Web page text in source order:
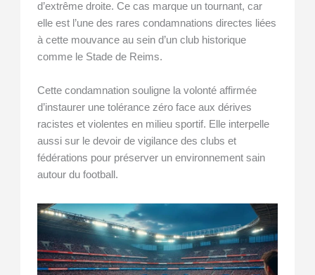
d’extrême droite. Ce cas marque un tournant, car
elle est l’une des rares condamnations directes liées
à cette mouvance au sein d’un club historique
comme le Stade de Reims.
Cette condamnation souligne la volonté affirmée
d’instaurer une tolérance zéro face aux dérives
racistes et violentes en milieu sportif. Elle interpelle
aussi sur le devoir de vigilance des clubs et
fédérations pour préserver un environnement sain
autour du football.